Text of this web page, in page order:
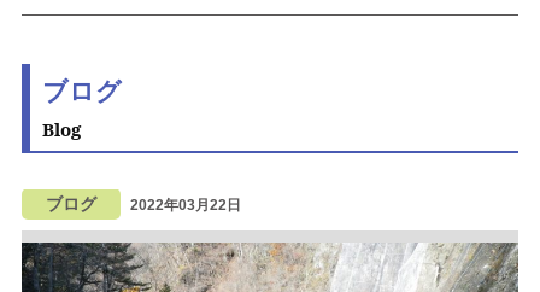
ブログ
Blog
ブログ 2022年03月22日